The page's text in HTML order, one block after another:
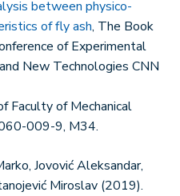
between physico-
of fly ash, The Book
of Experimental
New Technologies CNN
Faculty of Mechanical
009-9, M34.
Jovović Aleksandar,
Miroslav (2019).